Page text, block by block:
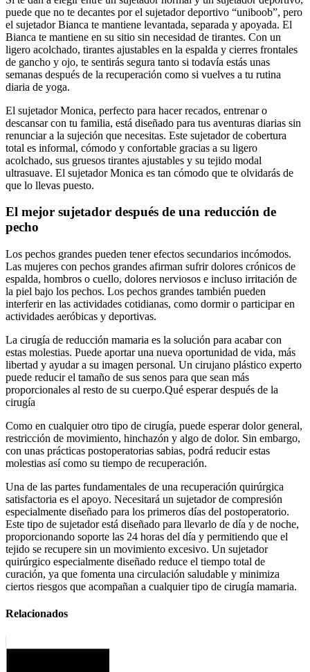
puede que no te decantes por el sujetador deportivo “uniboob”, pero
el sujetador Bianca te mantiene levantada, separada y apoyada. El
Bianca te mantiene en su sitio sin necesidad de tirantes. Con un
ligero acolchado, tirantes ajustables en la espalda y cierres frontales
de gancho y ojo, te sentirás segura tanto si todavía estás unas
semanas después de la recuperación como si vuelves a tu rutina
diaria de yoga.
El sujetador Monica, perfecto para hacer recados, entrenar o
descansar con tu familia, está diseñado para tus aventuras diarias sin
renunciar a la sujeción que necesitas. Este sujetador de cobertura
total es informal, cómodo y confortable gracias a su ligero
acolchado, sus gruesos tirantes ajustables y su tejido modal
ultrasuave. El sujetador Monica es tan cómodo que te olvidarás de
que lo llevas puesto.
El mejor sujetador después de una reducción de
pecho
Los pechos grandes pueden tener efectos secundarios incómodos.
Las mujeres con pechos grandes afirman sufrir dolores crónicos de
espalda, hombros o cuello, dolores nerviosos e incluso irritación de
la piel bajo los pechos. Los pechos grandes también pueden
interferir en las actividades cotidianas, como dormir o participar en
actividades aeróbicas y deportivas.
La cirugía de reducción mamaria es la solución para acabar con
estas molestias. Puede aportar una nueva oportunidad de vida, más
libertad y ayudar a su imagen personal. Un cirujano plástico experto
puede reducir el tamaño de sus senos para que sean más
proporcionales al resto de su cuerpo.Qué esperar después de la
cirugía
Como en cualquier otro tipo de cirugía, puede esperar dolor general,
restricción de movimiento, hinchazón y algo de dolor. Sin embargo,
con unas prácticas postoperatorias sabias, podrá reducir estas
molestias así como su tiempo de recuperación.
Una de las partes fundamentales de una recuperación quirúrgica
satisfactoria es el apoyo. Necesitará un sujetador de compresión
especialmente diseñado para los primeros días del postoperatorio.
Este tipo de sujetador está diseñado para llevarlo de día y de noche,
proporcionando soporte las 24 horas del día y permitiendo que el
tejido se recupere sin un movimiento excesivo. Un sujetador
quirúrgico especialmente diseñado reduce el tiempo total de
curación, ya que fomenta una circulación saludable y minimiza
ciertos riesgos que acompañan a cualquier tipo de cirugía mamaria.
Relacionados